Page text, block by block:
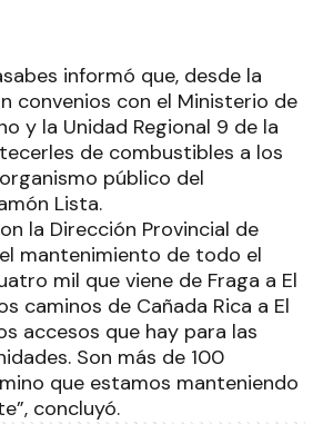
informó que, desde la
convenios con el Ministerio de
y la Unidad Regional 9 de la
de combustibles a los
público del
Lista.
la Dirección Provincial de
mantenimiento de todo el
mil que viene de Fraga a El
caminos de Cañada Rica a El
accesos que hay para las
Son más de 100
que estamos manteniendo
concluyó.